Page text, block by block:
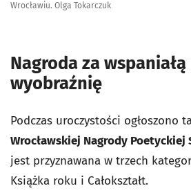
Wrocławiu. Olga Tokarczuk
Nagroda za
wyobraźnię
Podczas uroczystości ogłoszono
Wrocławskiej Nagrody Poetyckiej
jest przyznawana w trzech
Książka roku i Całokształt.